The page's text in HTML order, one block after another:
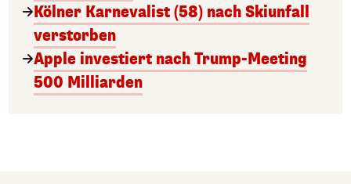
Kölner Karnevalist (58) nach Skiunfall
verstorben
Apple investiert nach Trump-Meeting
500 Milliarden